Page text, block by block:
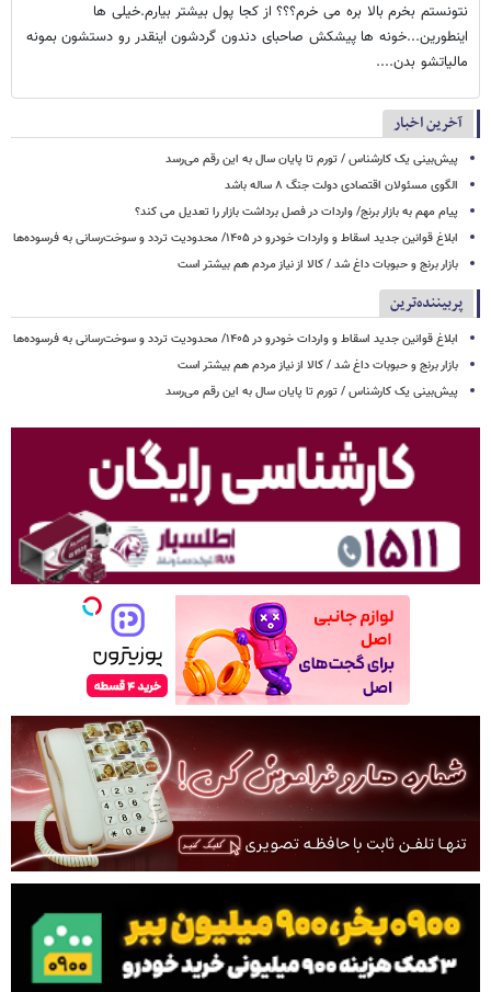
نتونستم بخرم بالا بره می خرم؟؟؟ از کجا پول بیشتر بیارم.خیلی ها
اینطورین...خونه ها پیشکش صاحبای دندون گردشون اینقدر رو دستشون بمونه
مالیاتشو بدن....
آخرین اخبار
پیش‌بینی یک کارشناس / تورم تا پایان سال به این رقم می‌رسد
الگوی مسئولان اقتصادی دولت جنگ ۸ ساله باشد
پیام مهم به بازار برنج/ واردات در فصل برداشت بازار را تعدیل می کند؟
ابلاغ قوانین جدید اسقاط و واردات خودرو در ۱۴۰۵/ محدودیت تردد و سوخت‌رسانی به فرسوده‌ها
بازار برنج و حبوبات داغ شد / کالا از نیاز مردم هم بیشتر است
پربیننده‌ترین
ابلاغ قوانین جدید اسقاط و واردات خودرو در ۱۴۰۵/ محدودیت تردد و سوخت‌رسانی به فرسوده‌ها
بازار برنج و حبوبات داغ شد / کالا از نیاز مردم هم بیشتر است
پیش‌بینی یک کارشناس / تورم تا پایان سال به این رقم می‌رسد